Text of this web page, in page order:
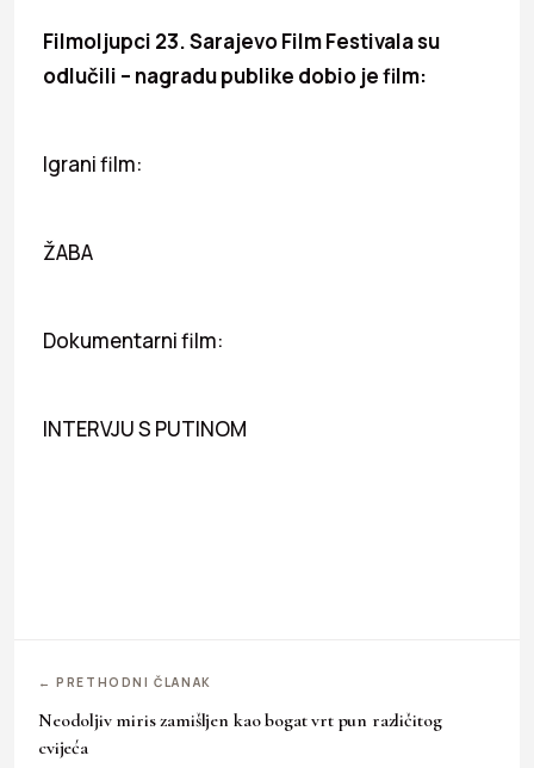
Filmoljupci 23. Sarajevo Film Festivala su
odlučili – nagradu publike dobio je film:
Igrani film:
ŽABA
Dokumentarni film:
INTERVJU S PUTINOM
← PRETHODNI ČLANAK
Neodoljiv miris zamišljen kao bogat vrt pun različitog
cvijeća